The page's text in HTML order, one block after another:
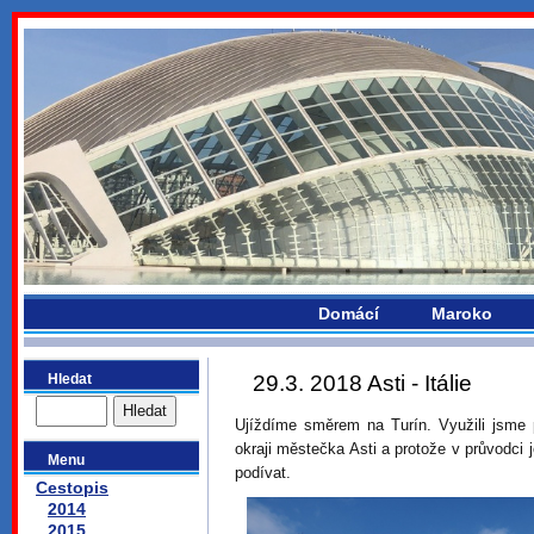
bydlikemevropou.com
Domácí Maroko
Hledat
Menu
Cestopis
2014
29.3. 2018 Asti - Itálie
Ujíždíme směrem na Turín. Využili
okraji městečka Asti a protože v
podívat.